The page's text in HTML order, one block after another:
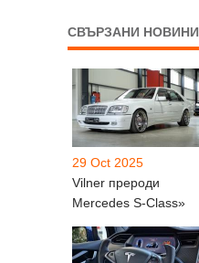
СВЪРЗАНИ НОВИНИ
29 Oct 2025
Vilner прероди
Mercedes S-Class»